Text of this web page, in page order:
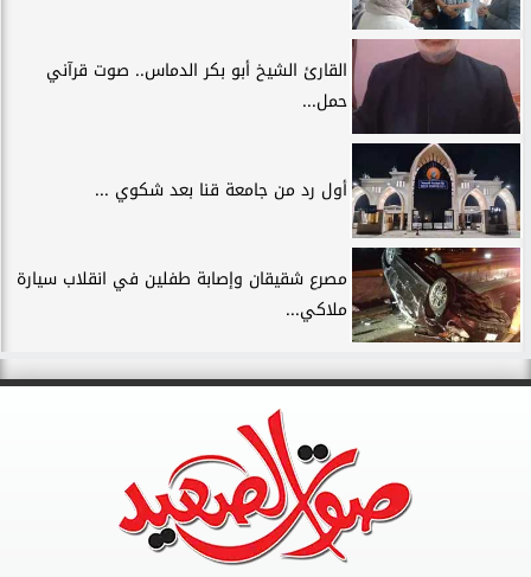
القارئ الشيخ أبو بكر الدماس.. صوت قرآني
حمل...
أول رد من جامعة قنا بعد شكوي ...
مصرع شقيقان وإصابة طفلين في انقلاب سيارة
ملاكي...